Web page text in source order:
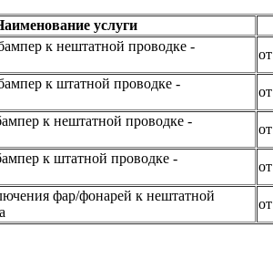
услуги
к нештатной проводке -
к штатной проводке -
к нештатной проводке -
к штатной проводке -
фар/фонарей к нештатной